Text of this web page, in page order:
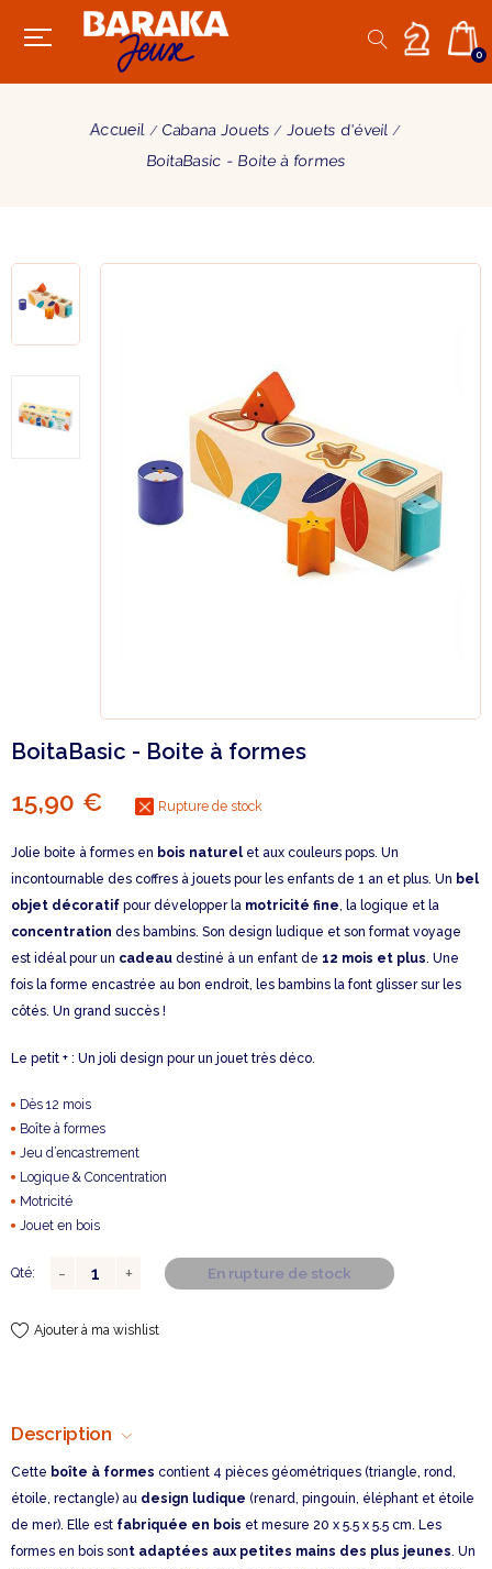
0
Accueil Cabana Jouets
Jouets d'éveil
BoitaBasic - Boite à formes
BoitaBasic - Boite à formes
15,90 € Rupture de stock
Jolie boite à formes en bois naturel et aux couleurs pops. Un
incontournable des coffres à jouets pour les enfants de 1 an et plus. Un bel
objet décoratif pour développer la motricité fine, la logique et la
concentration des bambins. Son design ludique et son format voyage
est idéal pour un cadeau destiné à un enfant de 12 mois et plus. Une
fois la forme encastrée au bon endroit, les bambins la font glisser sur les
côtés. Un grand succès !
Le petit + : Un joli design pour un jouet très déco.
Dès 12 mois
Boîte à formes
Jeu d’encastrement
Logique & Concentration
Motricité
Jouet en bois
Qté: En rupture de stock
Ajouter à ma wishlist
Description
Cette boîte à formes contient 4 pièces géométriques (triangle, rond,
étoile, rectangle) au design ludique (renard, pingouin, éléphant et étoile
de mer). Elle est fabriquée en bois et mesure 20 x 5.5 x 5.5 cm. Les
formes en bois sont adaptées aux petites mains des plus jeunes. Un